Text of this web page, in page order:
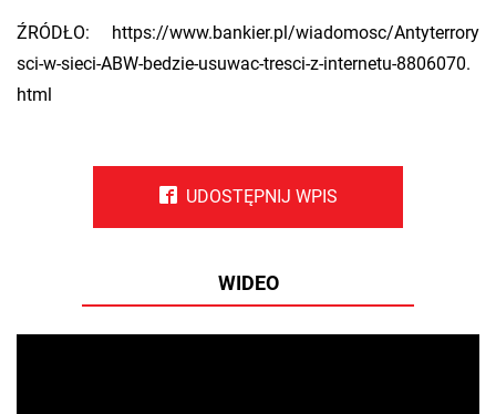
ŹRÓ­DŁO: https://​www.​bankier.​pl/​wiadomosc/​Ant​yter​rory​
sci-​w-​sieci-​ABW-​bedzie-​usuwac-​tresci-​z-​internetu-​8806070.​
html
UDOSTĘPNIJ WPIS
WIDEO